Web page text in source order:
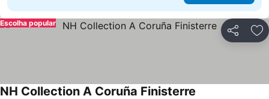
Partilhar
Escolha popular
NH Collection A Coruña Finisterre